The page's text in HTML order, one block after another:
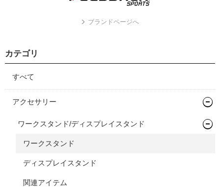
ブランドページへ
カテゴリ
すべて
アクセサリー
ワークスタンド/ディスプレイスタンド
ワークスタンド
ディスプレイスタンド
関連アイテム